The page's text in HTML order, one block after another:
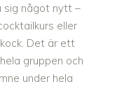
sig något nytt –
eller
Det är ett
gruppen och
under hela